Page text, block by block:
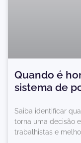
Quando é
sistema de
Saiba identificar
torna uma decisão
trabalhistas e